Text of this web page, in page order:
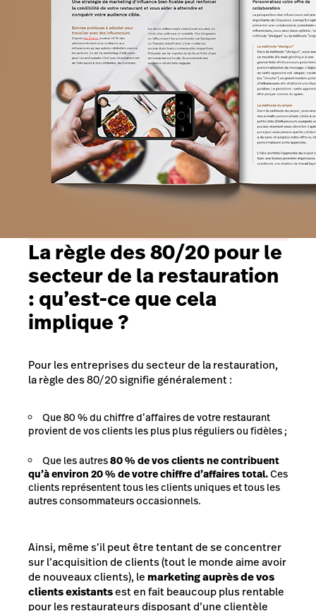
La règle des 80/20 pour le
secteur de la restauration
: qu’est-ce que cela
implique ?
Pour les entreprises du secteur de la restauration,
la règle des 80/20 signifie généralement :
Que 80 % du chiffre d’affaires de votre restaurant
provient de vos clients les plus plus réguliers ou fidèles ;
Que les autres80 % de vos clients ne contribuent
qu’à environ 20 % de votre chiffre d’affaires total.Ces
clients représentent tous les clients uniques et tous les
autres consommateurs occasionnels.
Ainsi, même s’il peut être tentant de se concentrer
sur l’acquisition de clients (tout le monde aime avoir
de nouveaux clients), lemarketing auprès de vos
clients existantsest en fait beaucoup plus rentable
pour les restaurateurs disposant d’une clientèle